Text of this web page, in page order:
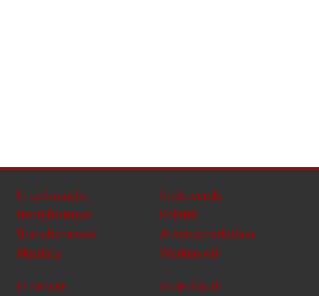
In de branche
Bedrijfsnieuws
Branchenieuws
Flexdata
In de wereld
Politiek
Arbeidsmarktdata
Werken 4.0
In de wet
In de cloud